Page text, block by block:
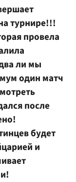
турнире!!!
провела
ли мы
один матч
после
будет
и